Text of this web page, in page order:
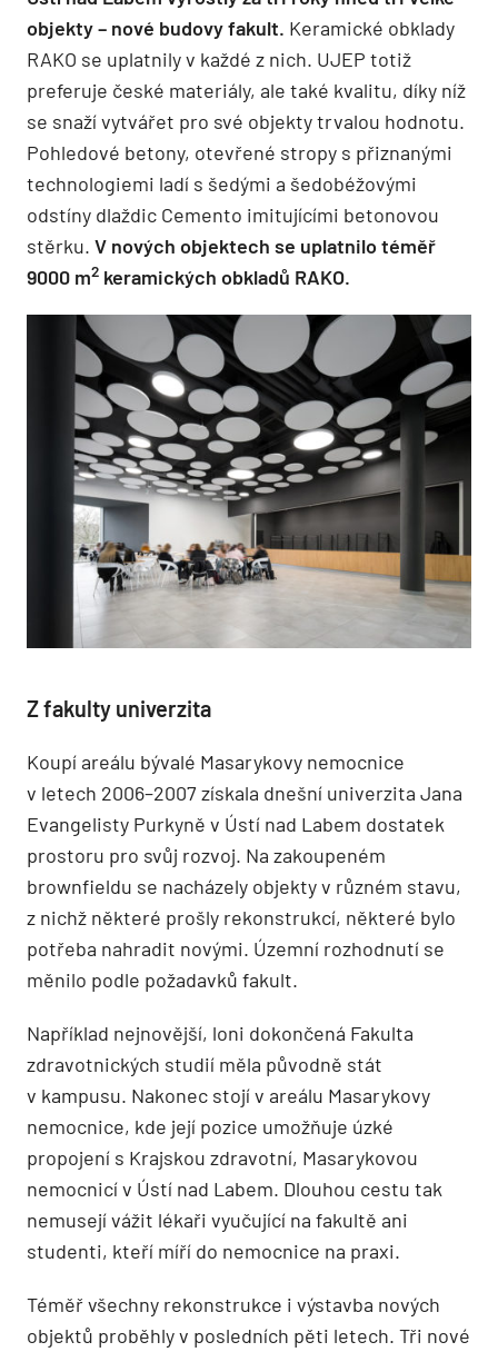
objekty – nové budovy fakult. Keramické obklady
RAKO se uplatnily v každé z nich. UJEP totiž
preferuje české materiály, ale také kvalitu, díky níž
se snaží vytvářet pro své objekty trvalou hodnotu.
Pohledové betony, otevřené stropy s přiznanými
technologiemi ladí s šedými a šedobéžovými
odstíny dlaždic Cemento imitujícími betonovou
stěrku. V nových objektech se uplatnilo téměř
9000 m2 keramických obkladů RAKO.
Z fakulty univerzita
Koupí areálu bývalé Masarykovy nemocnice
v letech 2006–2007 získala dnešní univerzita Jana
Evangelisty Purkyně v Ústí nad Labem dostatek
prostoru pro svůj rozvoj. Na zakoupeném
brownfieldu se nacházely objekty v různém stavu,
z nichž některé prošly rekonstrukcí, některé bylo
potřeba nahradit novými. Územní rozhodnutí se
měnilo podle požadavků fakult.
Například nejnovější, loni dokončená Fakulta
zdravotnických studií měla původně stát
v kampusu. Nakonec stojí v areálu Masarykovy
nemocnice, kde její pozice umožňuje úzké
propojení s Krajskou zdravotní, Masarykovou
nemocnicí v Ústí nad Labem. Dlouhou cestu tak
nemusejí vážit lékaři vyučující na fakultě ani
studenti, kteří míří do nemocnice na praxi.
Téměř všechny rekonstrukce i výstavba nových
objektů proběhly v posledních pěti letech. Tři nové